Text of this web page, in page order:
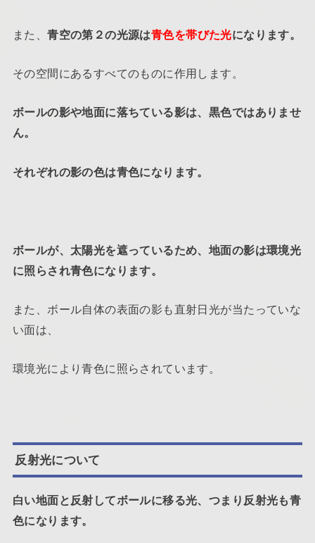
また、青空の第２の光源は青色を帯びた光になります。
その空間にあるすべてのものに作用します。
ボールの影や地面に落ちている影は、黒色ではありませ
ん。
それぞれの影の色は青色になります。
ボールが、太陽光を遮っているため、地面の影は環境光
に照らされ青色になります。
また、ボール自体の表面の影も直射日光が当たっていな
い面は、
環境光により青色に照らされています。
反射光について
白い地面と反射してボールに移る光、つまり反射光も青
色になります。